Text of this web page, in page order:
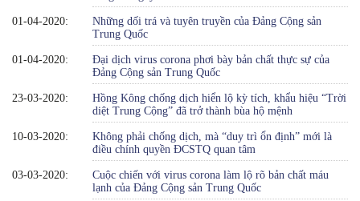
01-04-2020:
Những dối trá và tuyên truyền của Đảng Cộng sản
Trung Quốc
01-04-2020:
Đại dịch virus corona phơi bày bản chất thực sự của
Đảng Cộng sản Trung Quốc
23-03-2020:
Hồng Kông chống dịch hiển lộ kỳ tích, khẩu hiệu “Trời
diệt Trung Cộng” đã trở thành bùa hộ mệnh
10-03-2020:
Không phải chống dịch, mà “duy trì ổn định” mới là
điều chính quyền ĐCSTQ quan tâm
03-03-2020:
Cuộc chiến với virus corona làm lộ rõ bản chất máu
lạnh của Đảng Cộng sản Trung Quốc